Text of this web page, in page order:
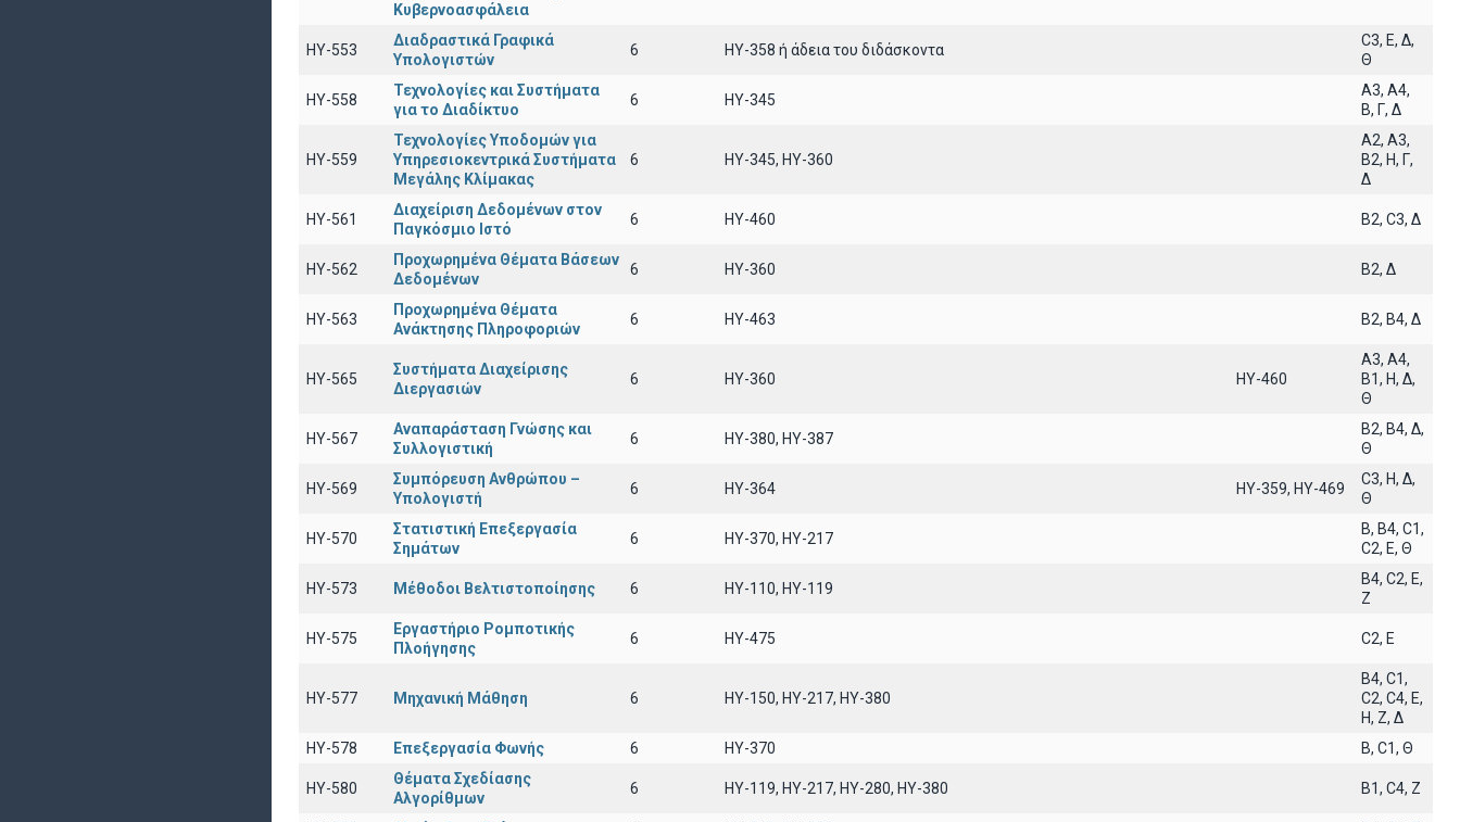
Κυβερνοασφάλεια
ΗΥ-553
Διαδραστικά Γραφικά
Υπολογιστών
6 ΗΥ-358 ή άδεια του διδάσκοντα
C3, E, Δ,
Θ
ΗΥ-558
Τεχνολογίες και Συστήματα
για το Διαδίκτυο
6 HY-345
A3, A4,
B, Γ, Δ
HY-559
Τεχνολογίες Υποδομών για
Υπηρεσιοκεντρικά Συστήματα
Μεγάλης Κλίμακας
6 ΗΥ-345, ΗΥ-360
A2, A3,
B2, H, Γ,
Δ
ΗΥ-561
Διαχείριση Δεδομένων στον
Παγκόσμιο Ιστό
6 ΗΥ-460 B2, C3, Δ
HY-562
Προχωρημένα Θέματα Βάσεων
Δεδομένων
6 HY-360 B2, Δ
ΗΥ-563
Προχωρημένα Θέματα
Ανάκτησης Πληροφοριών
6 HY-463 B2, B4, Δ
ΗΥ-565
Συστήματα Διαχείρισης
Διεργασιών
6 ΗΥ-360 ΗΥ-460
A3, A4,
B1, H, Δ,
Θ
ΗΥ-567
Αναπαράσταση Γνώσης και
Συλλογιστική
6 ΗΥ-380, ΗΥ-387
B2, B4, Δ,
Θ
ΗΥ-569
Συμπόρευση Ανθρώπου –
Υπολογιστή
6 ΗΥ-364 ΗΥ-359, ΗΥ-469
C3, H, Δ,
Θ
HY-570
Στατιστική Επεξεργασία
Σημάτων
6 HY-370, HY-217
B, B4, C1,
C2, E, Θ
ΗΥ-573 Μέθοδοι Βελτιστοποίησης 6 ΗΥ-110, HY-119
B4, C2, E,
Z
HY-575
Εργαστήριο Ρομποτικής
Πλοήγησης
6 HY-475 C2, E
HY-577 Μηχανική Μάθηση 6 HY-150, HY-217, HY-380
B4, C1,
C2, C4, E,
H, Z, Δ
HY-578
Επεξεργασία Φωνής 6 HY-370 B, C1, Θ
HY-580
Θέματα Σχεδίασης
Αλγορίθμων
6 HY-119, HY-217, HY-280, HY-380 B1, C4, Z